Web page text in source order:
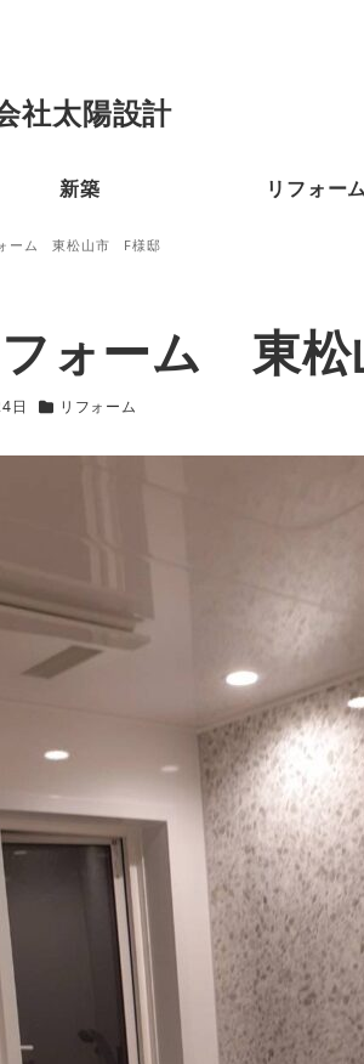
新築 リフォー
ーム 東松山市 F様邸
フォーム 東
日
カテゴリー
リフォーム